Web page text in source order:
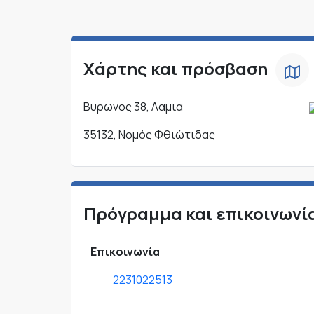
Χάρτης και πρόσβαση
Βυρωνος 38, Λαμια
35132, Νομός Φθιώτιδας
Πρόγραμμα και
Επικοινωνία
2231022513